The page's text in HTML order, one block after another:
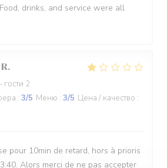
drinks, and service were all
R
гости 2
: 3/5 Меню : 3/5 Цена / качество :
pour 10min de retard, hors à prioris
Alors merci de ne pas accepter